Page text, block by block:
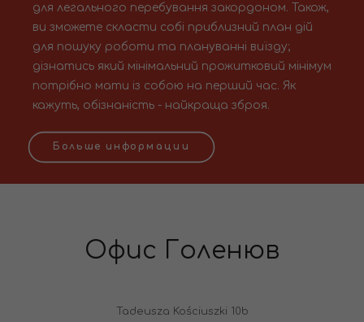
для легального перебування закордоном. Також,
ви зможете скласти собі приблизний план дій
для пошуку роботи та плануванні виїзду;
дізнатись який мінімальний прожитковий мінімум
потрібно мати із собою на перший час. Як
кажуть, обізнаність - найкраща зброя.
Больше информации
Офис Голенюв
Tadeusza Kościuszki 10b